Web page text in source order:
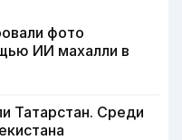
фото
ИИ махалли в
Татарстан. Среди